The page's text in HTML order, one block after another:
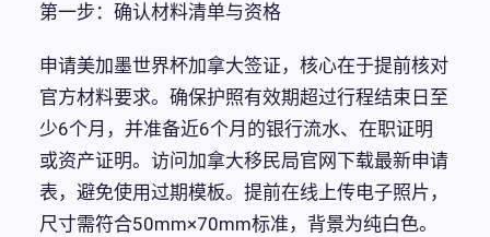
第一步：确认材料清单与资格
申请美加墨世界杯加拿大签证，核心在于提前核对
官方材料要求。确保护照有效期超过行程结束日至
少6个月，并准备近6个月的银行流水、在职证明
或资产证明。访问加拿大移民局官网下载最新申请
表，避免使用过期模板。提前在线上传电子照片，
尺寸需符合50mm×70mm标准，背景为纯白色。